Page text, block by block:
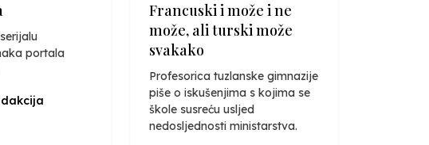
portala
Francuski i može i ne
može, ali turski može
svakako
Profesorica tuzlanske gimnazije
piše o iskušenjima s kojima se
škole susreću usljed
nedosljednosti ministarstva.